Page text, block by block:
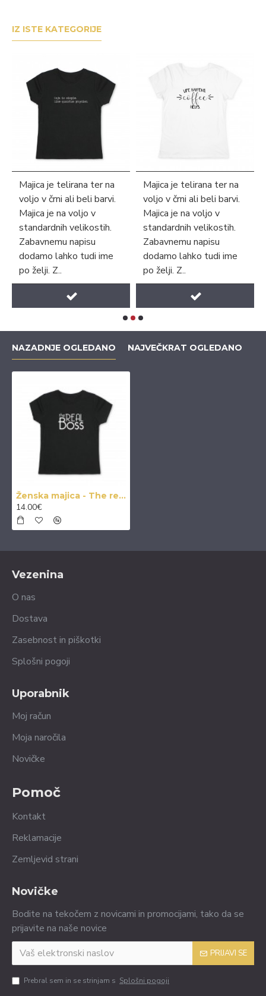
IZ ISTE KATEGORIJE
Majica je telirana ter na
voljo v črni ali beli barvi.
Majica je na voljo v
standardnih velikostih.
Zabavnemu napisu
dodamo lahko tudi ime
po želji. Z..
Majica je telirana ter na
voljo v črni ali beli barvi.
Majica je na voljo v
standardnih velikostih.
Zabavnemu napisu
dodamo lahko tudi ime
po želji. Z..
NAZADNJE OGLEDANO NAJVEČKRAT OGLEDANO
Ženska majica - The real boss
14.00€
Vezenina
O nas
Dostava
Zasebnost in piškotki
Splošni pogoji
Uporabnik
Moj račun
Moja naročila
Novičke
Pomoč
Kontakt
Reklamacije
Zemljevid strani
Novičke
Bodite na tekočem z novicami in promocijami, tako da se
prijavite na naše novice
PRIJAVI SE
Prebral sem in se strinjam s Splošni pogoji